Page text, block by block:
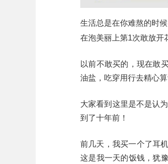
生活总是在你难熬的时
在泡美丽上第1次敢放开
以前不敢买的，现在敢
油盐，吃穿用行去精心算
大家看到这里是不是认
到了十年前！
前几天，我买一个了耳
这是我一天的饭钱，犹